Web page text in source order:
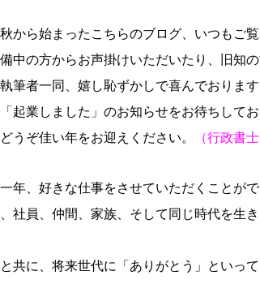
から始まったこちらのブログ、いつもご
中の方からお声掛けいただいたり、旧知
筆者一同、嬉し恥ずかしで喜んでおります
起業しました」のお知らせをお待ちしてお
うぞ佳い年をお迎えください。
（行政書士
年、好きな仕事をさせていただくことがで
社員、仲間、家族、そして同じ時代を生
共に、将来世代に「ありがとう」といっ